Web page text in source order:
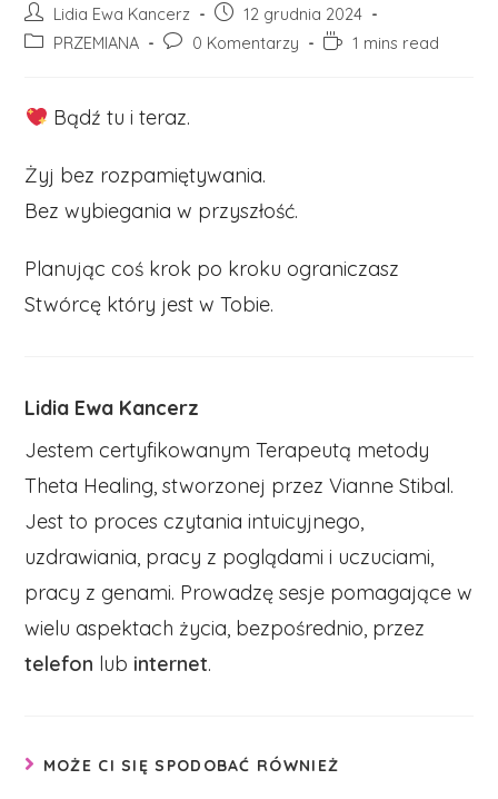
Post
author:
Lidia Ewa Kancerz
Post
published:
12 grudnia 2024
PostPRZEMIANA
Post0 Komentarzy
Reading1 mins read
Bądź tu i teraz.
Żyj bez rozpamiętywania.
Bez wybiegania w przyszłość.
Planując coś krok po kroku ograniczasz
Stwórcę który jest w Tobie.
Lidia Ewa Kancerz
Jestem certyfikowanym Terapeutą metody
Theta Healing, stworzonej przez Vianne Stibal.
Jest to proces czytania intuicyjnego,
uzdrawiania, pracy z poglądami i uczuciami,
pracy z genami. Prowadzę sesje pomagające w
wielu aspektach życia, bezpośrednio, przez
telefon lub internet.
MOŻE CI SIĘ SPODOBAĆ RÓWNIEŻ